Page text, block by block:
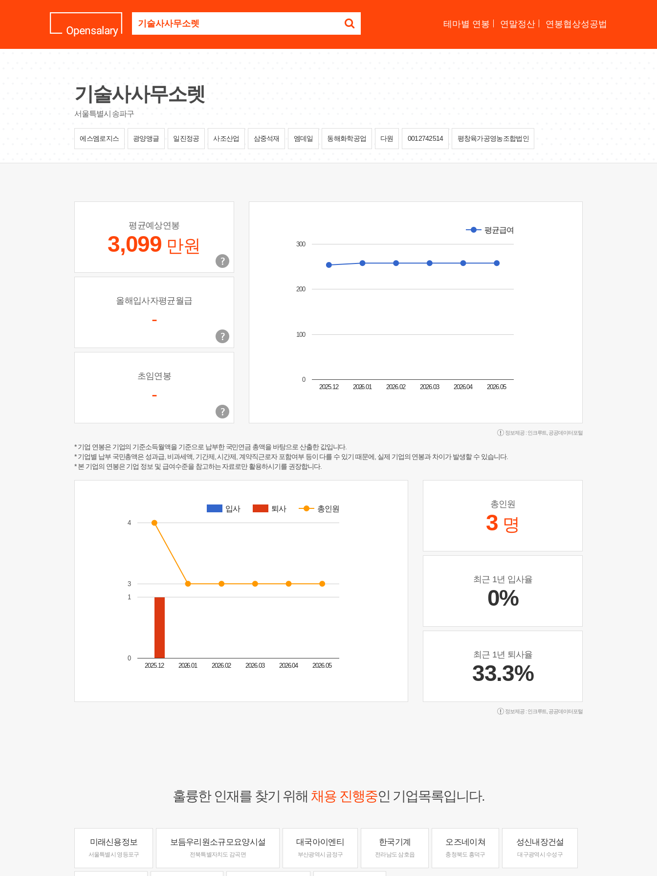
명
세
요
테마별 연봉 연말정산 연봉협상성공법
기술사사무소렛
서울특별시 송파구
에스엠로지스 광양앵글 일진정공 사조산업 삼중석재 엠데일 동해화학공업 다원 0012742514 평창육가공영농조합법인
평균예상연봉
3,099 만원
올해입사자평균월급
-
초임연봉
-
평균급여
2025.12 2026.01 2026.02 2026.03 2026.04 2026.05
0
100
200
300
정보제공 : 인크루트 공공데이터포털
* 기업 연봉은 기업의 기준소득월액을 기준으로 납부한 국민연금 총액을 바탕으로 산출한 값입니다.
* 기업별 납부 국민총액은 성과급, 비과세액, 기간제, 시간제, 계약직근로자 포함여부 등이 다를 수 있기 때문에, 실제 기업의 연봉과 차이가 발생할 수 있습니다.
* 본 기업의 연봉은 기업 정보 및 급여수준을 참고하는 자료로만 활용하시기를 권장합니다.
입사 퇴사 총인원
2025.12 2026.01 2026.02 2026.03 2026.04 2026.05
0
1
3
4
총인원
3 명
최근 1년 입사율
0%
최근 1년 퇴사율
33.3%
정보제공 : 인크루트 공공데이터포털
훌륭한 인재를 찾기 위해 채용 진행중인 기업목록입니다.
미래신용정보
서울특별시 영등포구
보듬우리원소규모요양시설
전북특별자치도 감곡면
대국아이엔티
부산광역시 금정구
한국기계
전라남도 삼호읍
오즈네이쳐
충청북도 흥덕구
성신내장건설
대구광역시 수성구